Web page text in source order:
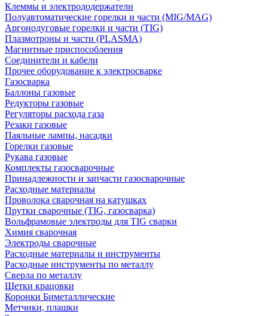
Клеммы и электрододержатели
Полуавтоматические горелки и части (MIG/MAG)
Аргонодуговые горелки и части (TIG)
Плазмотроны и части (PLASMA)
Магнитные приспособления
Соединители и кабели
Прочее оборудование к электросварке
Газосварка
Баллоны газовые
Редукторы газовые
Регуляторы расхода газа
Резаки газовые
Паяльные лампы, насадки
Горелки газовые
Рукава газовые
Комплекты газосварочные
Принадлежности и запчасти газосварочные
Расходные материалы
Проволока сварочная на катушках
Прутки сварочные (TIG, газосварка)
Вольфрамовые электроды для TIG сварки
Химия сварочная
Электроды сварочные
Расходные материалы и инструменты
Расходные инструменты по металлу
Сверла по металлу
Щетки крацовки
Коронки Биметаллические
Метчики, плашки